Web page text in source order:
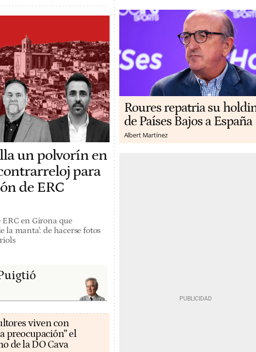
un polvorín en
para
de ERC
en Girona que
la manta': de hacerse fotos
viven con
preocupación” el
de la DO Cava
Roures repatria su
de Países Bajos a España
Albert Martínez